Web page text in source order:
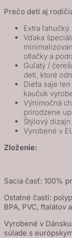
Prečo deti aj
Extra ľahučký.
Vďaka
otlačky a
Guľatý /
deti, ktoré
Dieťa saje
kaučuk
Výnimočná
prirodzene
Štýlový
Vyrobené v
Zloženie:
Sacia časť: 100%
Ostatné časti:
BPA, PVC, ftalátov
Vyrobené v
súlade s